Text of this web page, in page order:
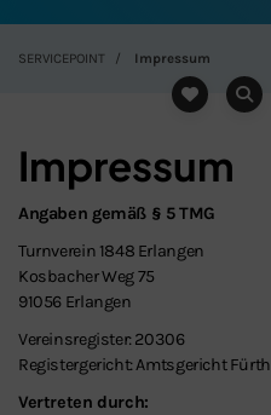
SERVICEPOINT Impressum
Impressum
Angaben gemäß § 5 TMG
Turnverein 1848 Erlangen
Kosbacher Weg 75
91056 Erlangen
Vereinsregister: 20306
Registergericht: Amtsgericht Fürth
Vertreten durch: